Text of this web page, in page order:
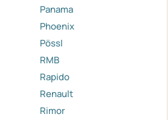
Panama
Phoenix
Pössl
RMB
Rapido
Renault
Rimor